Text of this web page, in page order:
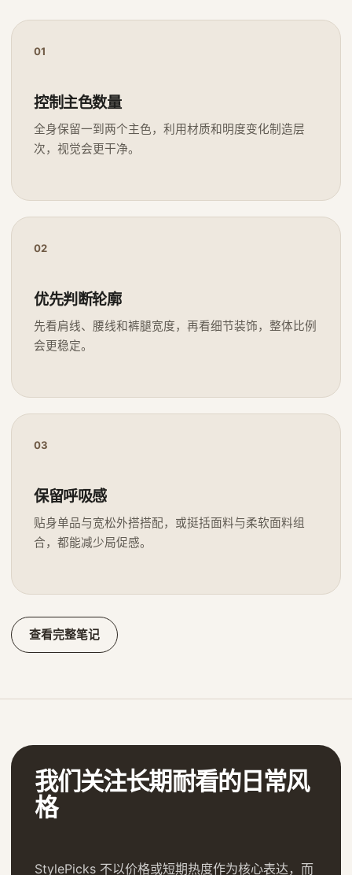
01
控制主色数量
全身保留一到两个主色，利用材质和明度变化制造层
次，视觉会更干净。
02
优先判断轮廓
先看肩线、腰线和裤腿宽度，再看细节装饰，整体比例
会更稳定。
03
保留呼吸感
贴身单品与宽松外搭搭配，或挺括面料与柔软面料组
合，都能减少局促感。
查看完整笔记
我们关注长期耐看的日常风
格
StylePicks 不以价格或短期热度作为核心表达，而